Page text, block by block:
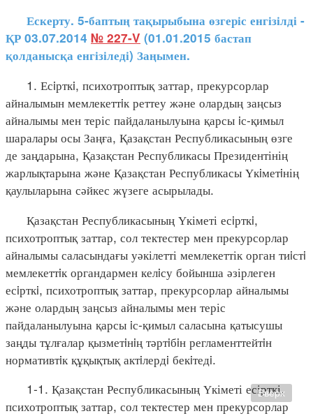
Ескерту. 5-баптың тақырыбына өзгеріс енгізілді -
ҚР 03.07.2014 № 227-V (01.01.2015 бастап
қолданысқа енгізіледі) Заңымен.
1. Есiрткi, психотроптық заттар, прекурсорлар
айналымын мемлекеттiк реттеу және олардың заңсыз
айналымы мен теріс пайдаланылуына қарсы iс-қимыл
шаралары осы Заңға, Қазақстан Республикасының өзге
де заңдарына, Қазақстан Республикасы Президентінің
жарлықтарына және Қазақстан Республикасы Үкiметiнің
қаулыларына сәйкес жүзеге асырылады.
Қазақстан Республикасының Үкіметі есiрткi,
психотроптық заттар, сол тектестер мен прекурсорлар
айналымы саласындағы уәкілетті мемлекеттік орган тиiстi
мемлекеттiк органдармен келiсу бойынша әзірлеген
есiрткi, психотроптық заттар, прекурсорлар айналымы
және олардың заңсыз айналымы мен теріс
пайдаланылуына қарсы iс-қимыл саласына қатысушы
заңды тұлғалар қызметiнiң тәртiбiн регламенттейтiн
нормативтiк құқықтық актiлердi бекiтедi.
1-1. Қазақстан Республикасының Үкіметі есірткі,
психотроптық заттар, сол тектестер мен прекурсорлар
Вверх